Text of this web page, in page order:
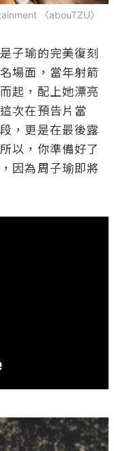
〈abouTZU〉
子瑜的完美復刻
場面，當年射箭
起，配上她漂亮
次在預告片當
，更是在最後露
以，你準備好了
因為周子瑜即將